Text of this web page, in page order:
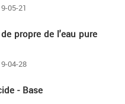
05-21
propre de l'eau pure
04-28
- Base